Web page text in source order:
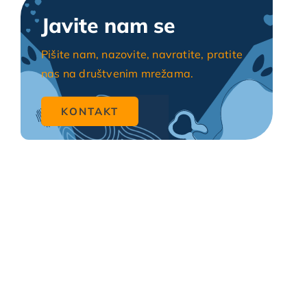
Javite nam se
Pišite nam, nazovite, navratite, pratite
nas na društvenim mrežama.
KONTAKT